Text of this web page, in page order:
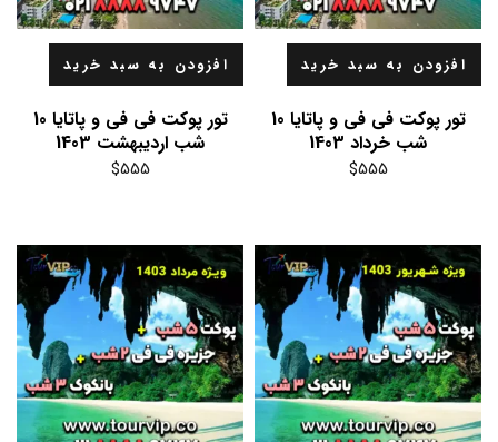
افزودن به سبد خرید
تور پوکت فی فی و پاتایا 10
شب خرداد 1403
$555
افزودن به سبد خرید
تور پوکت فی فی و پاتایا 10
شب اردیبهشت 1403
$555